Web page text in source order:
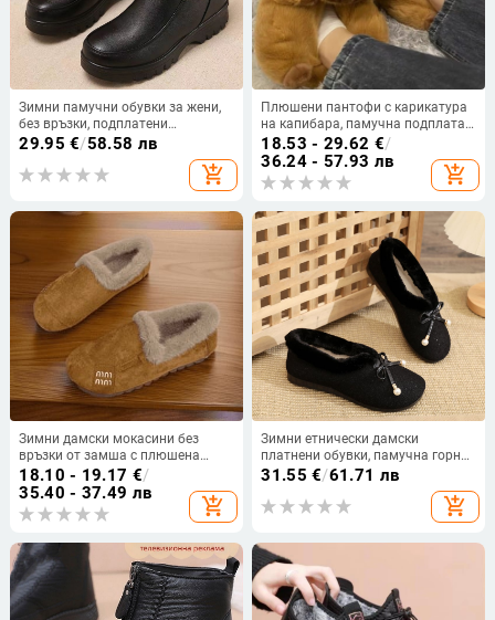
Зимни памучни обувки за жени,
без връзки, подплатени
изкуствен пух, противохлъзгаща
29.95 €/58.58 лв
add_shopping_cart
Плюшени пантофи с карикатура
на капибара, памучна подплата,
набук горна част, средно високи,
унисекс, за домашно ползване
през зима, пролет и есен
18.53 - 29.62 €/
36.24 - 57.93 лв
add_shopping_cart
Зимни дамски мокасини без
връзки от замша с плюшена
подплата, Boken, ретро стил
18.10 - 19.17 €/
35.40 - 37.49 лв
add_shopping_cart
Зимни етнически дамски
платнени обувки, памучна горна
част, плюшена подплата,
антихлъзгаща подметка, нисък
отвор
31.55 €/61.71 лв
add_shopping_cart